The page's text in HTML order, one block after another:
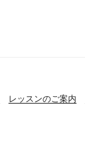
レッスンのご案内